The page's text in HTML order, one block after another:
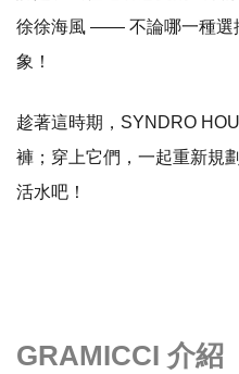
徐徐海風 —— 不論哪一種選
象！
趁著這時期， SYNDRO
褲；穿上它們，一起重新規
活水吧！
GRAMICCI 介紹